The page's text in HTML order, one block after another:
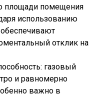
площади помещения
использованию
обеспечивают
отклик на
газовый
и равномерно
важно в